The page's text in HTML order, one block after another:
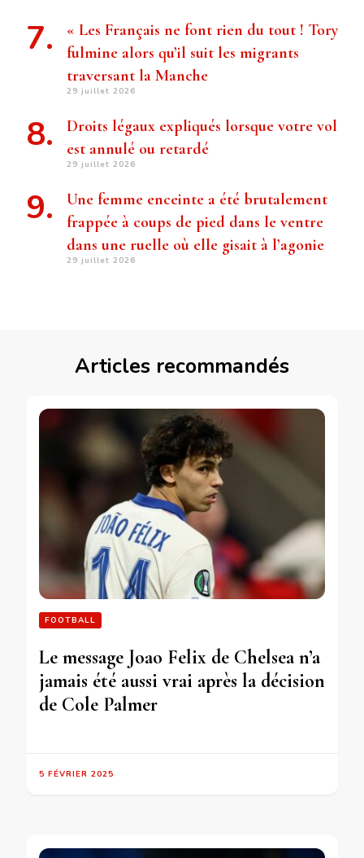
« Les Français ne font rien du tout ! Tory
fulmine alors qu’il suit les migrants
traversant la Manche
29 juillet 2026
Droits légaux expliqués lorsque votre vol
est annulé ou retardé
29 juillet 2026
Une femme enceinte a été brutalement
frappée à coups de pied dans le ventre
dans une ruelle où elle gisait à l’agonie
29 juillet 2026
Articles recommandés
FOOTBALL
Le message Joao Felix de Chelsea n’a
jamais été aussi vrai après la décision
de Cole Palmer
5 FÉVRIER 2025